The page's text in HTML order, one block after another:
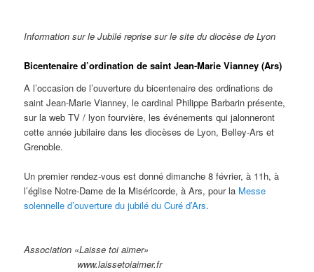
Information sur le Jubilé reprise sur le site du diocèse de Lyon
Bicentenaire d’ordination de saint Jean-Marie Vianney (Ars)
A l’occasion de l’ouverture du bicentenaire des ordinations de
saint Jean-Marie Vianney, le cardinal Philippe Barbarin présente,
sur la web TV / lyon fourvière, les événements qui jalonneront
cette année jubilaire dans les diocèses de Lyon, Belley-Ars et
Grenoble.
Un premier rendez-vous est donné dimanche 8 février, à 11h, à
l’église Notre-Dame de la Miséricorde, à Ars, pour la Messe
solennelle d’ouverture du jubilé du Curé d’Ars.
Association «Laisse toi aimer»
www.laissetoiaimer.fr